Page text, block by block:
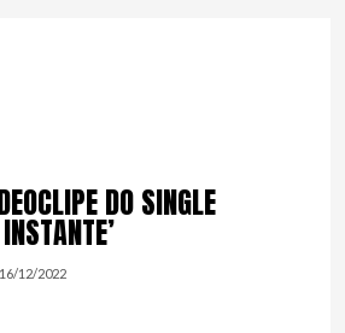
DO SINGLE
16/12/2022